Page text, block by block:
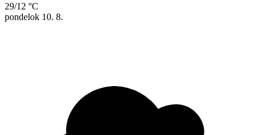
29/12 °C
pondelok 10. 8.